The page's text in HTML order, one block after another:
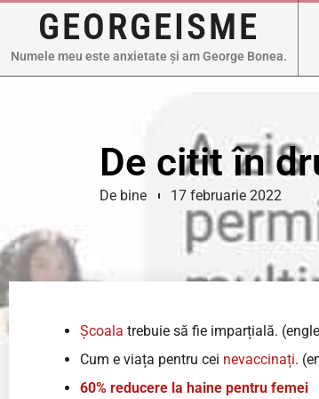
GEORGEISME
Numele meu este anxietate și am George Bonea.
De citit în
De bine 17 februarie 2022
Școala trebuie să fie imparțială.
Cum e viața pentru cei nevaccinați.
60% reducere la haine pentru femei